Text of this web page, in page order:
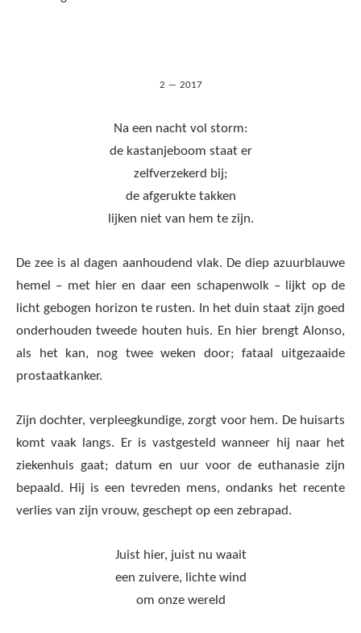
2 ― 2017
Na een nacht vol storm:
de kastanjeboom staat er
zelfverzekerd bij;
de afgerukte takken
lijken niet van hem te zijn.
De zee is al dagen aanhoudend vlak. De diep azuurblauwe
hemel – met hier en daar een schapenwolk – lijkt op de
licht gebogen horizon te rusten. In het duin staat zijn goed
onderhouden tweede houten huis. En hier brengt Alonso,
als het kan, nog twee weken door; fataal uitgezaaide
prostaatkanker.
Zijn dochter, verpleegkundige, zorgt voor hem. De huisarts
komt vaak langs. Er is vastgesteld wanneer hij naar het
ziekenhuis gaat; datum en uur voor de euthanasie zijn
bepaald. Hij is een tevreden mens, ondanks het recente
verlies van zijn vrouw, geschept op een zebrapad.
Juist hier, juist nu waait
een zuivere, lichte wind
om onze wereld